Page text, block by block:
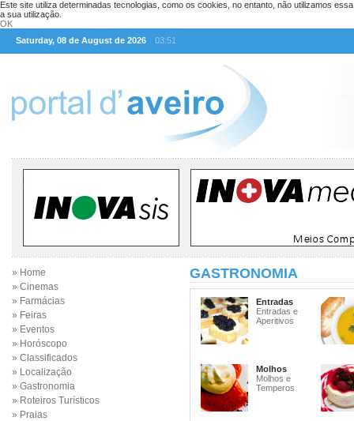
Este site utiliza determinadas tecnologias, como os cookies, no entanto, não utilizamos
a sua utilização.
OK
Saturday, 08 de August de 2026
03:51
» Home
» Cinemas
» Farmácias
» Feiras
» Eventos
» Horóscopo
» Classificados
» Localização
» Gastronomia
» Roteiros Turísticos
» Praias
GASTRONOMIA
Entradas
Entradas e
Aperitivos
Molhos
Molhos e
Temperos